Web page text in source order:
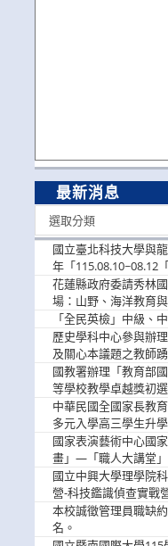
最新消息
選取分類
國立臺北科技大學與
年「115.08.10~08.12
歡迎學生踴躍報名參加
花蓮縣政府委請秀林
場：山野、海洋教育
參加
「全民英檢」中級、
歷史學科中心參與辦
及關心本議題之教師
國教署辦理「教育部
等學校教學卓越獎初
中華民國全國家長教
多元入學高三學生升
國家表演藝術中心國
畫」—「職人大講堂
參與。
國立中興大學理學院
營-科技鑑識偵查實戰
加。
本校誠徵管理員職缺
名。